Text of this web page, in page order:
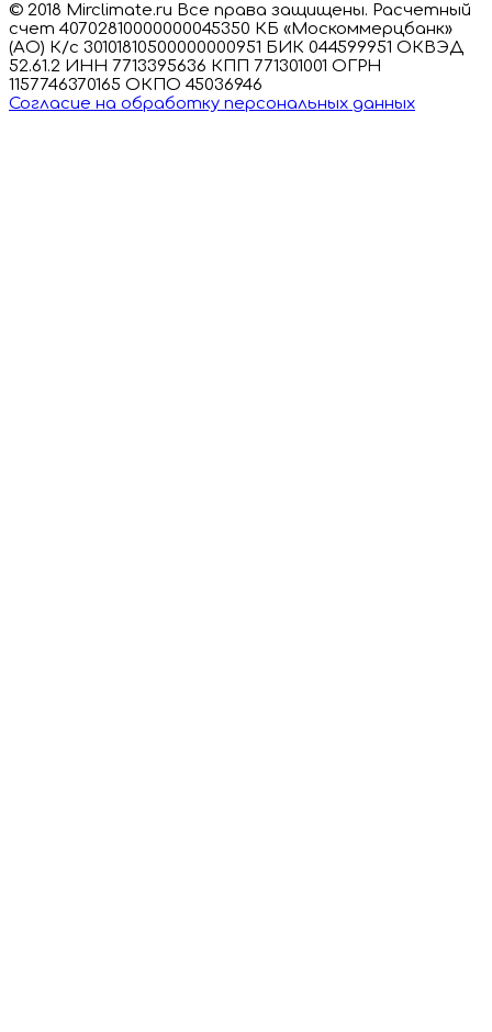
© 2018 Mirclimate.ru Все права защищены. Расчетный
счет 40702810000000045350 КБ «Москоммерцбанк»
(АО) К/с 30101810500000000951 БИК 044599951 ОКВЭД
52.61.2 ИНН 7713395636 КПП 771301001 ОГРН
1157746370165 ОКПО 45036946
Согласие на обработку персональных данных